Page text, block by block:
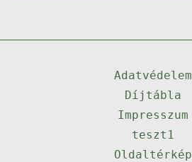
Adatvédelem
Díjtábla
Impresszum
teszt1
Oldaltérkép